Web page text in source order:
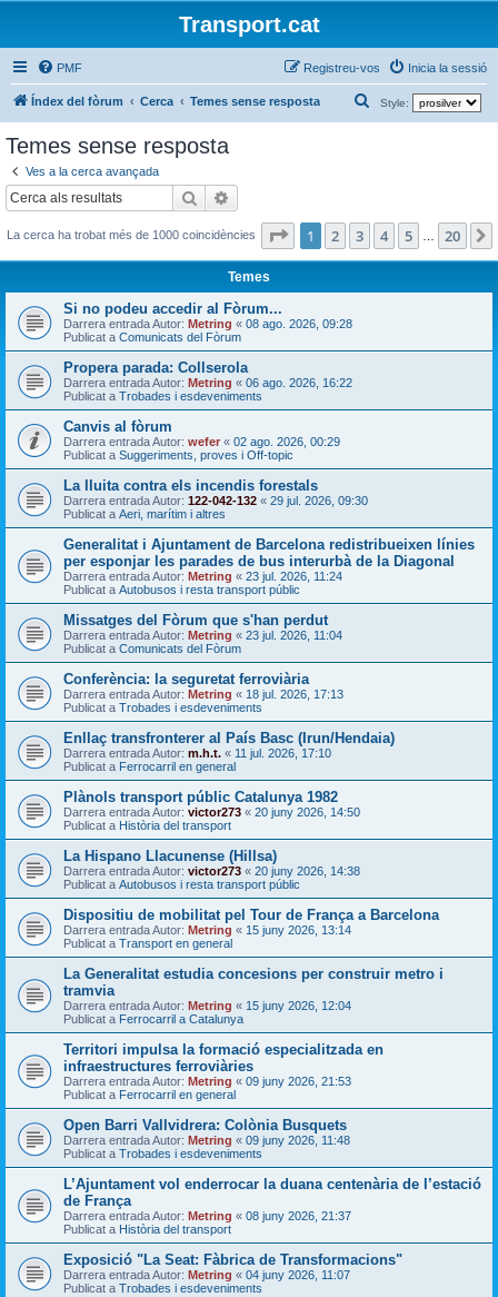
Transport.cat
PMF Inicia la sessió
Registreu-vos
Índex del fòrum Cerca Temes sense resposta Style:
e
Temes sense resposta
Ves a la cerca avançada
Cerca
La cerca ha trobat més de 1000 coincidències Pàgina de 20
1 2 3 4 5 20
Temes
Si no podeu accedir al Fòrum...
Darrera entrada Autor: Metring « 08 ago. 2026, 09:28
Publicat a Comunicats del Fòrum
Propera parada: Collserola
Darrera entrada Autor: Metring « 06 ago. 2026, 16:22
Publicat a Trobades i esdeveniments
Canvis al fòrum
Darrera entrada Autor: wefer « 02 ago. 2026, 00:29
Publicat a Suggeriments, proves i Off-topic
La lluita contra els incendis forestals
Darrera entrada Autor: 122-042-132 « 29 jul. 2026, 09:30
Publicat a Aeri, marítim i altres
Generalitat i Ajuntament de Barcelona redistribueixen línies
per esponjar les parades de bus interurbà de la Diagonal
Darrera entrada Autor: Metring « 23 jul. 2026, 11:24
Publicat a Autobusos i resta transport públic
Missatges del Fòrum que s'han perdut
Darrera entrada Autor: Metring « 23 jul. 2026, 11:04
Publicat a Comunicats del Fòrum
Conferència: la seguretat ferroviària
Darrera entrada Autor: Metring « 18 jul. 2026, 17:13
Publicat a Trobades i esdeveniments
Enllaç transfronterer al País Basc (Irun/Hendaia)
Darrera entrada Autor: m.h.t. « 11 jul. 2026, 17:10
Publicat a Ferrocarril en general
Plànols transport públic Catalunya 1982
Darrera entrada Autor: victor273 « 20 juny 2026, 14:50
Publicat a Història del transport
La Hispano Llacunense (Hillsa)
Darrera entrada Autor: victor273 « 20 juny 2026, 14:38
Publicat a Autobusos i resta transport públic
Dispositiu de mobilitat pel Tour de França a Barcelona
Darrera entrada Autor: Metring « 15 juny 2026, 13:14
Publicat a Transport en general
La Generalitat estudia concesions per construir metro i
tramvia
Darrera entrada Autor: Metring « 15 juny 2026, 12:04
Publicat a Ferrocarril a Catalunya
Territori impulsa la formació especialitzada en
infraestructures ferroviàries
Darrera entrada Autor: Metring « 09 juny 2026, 21:53
Publicat a Ferrocarril en general
Open Barri Vallvidrera: Colònia Busquets
Darrera entrada Autor: Metring « 09 juny 2026, 11:48
Publicat a Trobades i esdeveniments
L’Ajuntament vol enderrocar la duana centenària de l’estació
de França
Darrera entrada Autor: Metring « 08 juny 2026, 21:37
Publicat a Història del transport
Exposició "La Seat: Fàbrica de Transformacions"
Darrera entrada Autor: Metring « 04 juny 2026, 11:07
Publicat a Trobades i esdeveniments